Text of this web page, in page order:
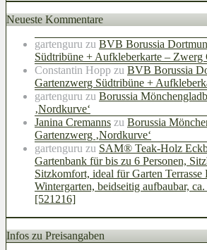
Neueste Kommentare
gartenguru zu BVB Borussia
Südtribüne + Aufkleberkarte – Zwerg
Constantin Hopp zu BVB Borussia
Gartenzwerg Südtribüne +
gartenguru zu Borussia
‚Nordkurve‘
Janina Cremanns zu Borussia
Gartenzwerg ‚Nordkurve‘
gartenguru zu SAM® Teak-Holz
Gartenbank für bis zu 6 Personen,
Sitzkomfort, ideal für Garten Terrasse
Wintergarten, beidseitig aufbaubar,
[521216]
Infos zu Preisangaben